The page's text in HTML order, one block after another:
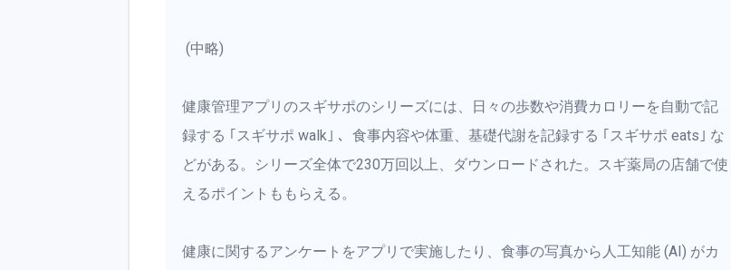
(中略)
健康管理アプリのスギサポのシリーズには、日々の歩数や消費カロリーを自動で記
録する ｢スギサポ walk｣ 、食事内容や体重、基礎代謝を記録する ｢スギサポ eats｣ な
どがある。シリーズ全体で230万回以上、ダウンロードされた。スギ薬局の店舗で使
えるポイントももらえる。
健康に関するアンケートをアプリで実施したり、食事の写真から人工知能 (AI) がカ